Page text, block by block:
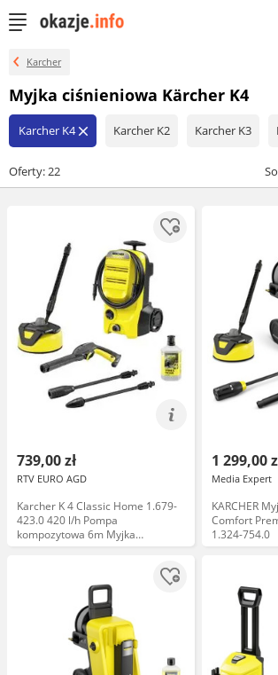
Karcher
Myjka ciśnieniowa Kärcher K4
Karcher K4close Karcher K2 Karcher K3
Oferty: 22
739,00 zł
RTV EURO AGD
Karcher K 4 Classic Home 1.679-
423.0 420 l/h Pompa
kompozytowa 6m Myjka
ciśnieniowa
1 299,00
Media Expert
KARCHER
Comfort
1.324-754.0